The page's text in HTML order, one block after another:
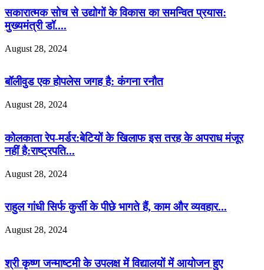
सकारात्मक सोच से उद्योगों के विकास का समन्वित प्रयास:
मुख्यमंत्री डॉ....
August 28, 2024
बॉलीवुड एक होपलेस जगह है: कंंगना रनौत
August 28, 2024
कोलकाता रेप-मर्डर:बेटियों के खिलाफ इस तरह के अपराध मंजूर
नहीं है:राष्ट्रपति...
August 28, 2024
राहुल गांधी सिर्फ कुर्सी के पीछे भागते हैं, काम और व्यवहार...
August 28, 2024
श्री कृष्ण जन्माष्टमी के उपलक्ष में विद्यालयों में आयोजन हुए